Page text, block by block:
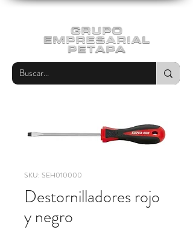
SKU: SEH010000
Destornilladores rojo
y negro